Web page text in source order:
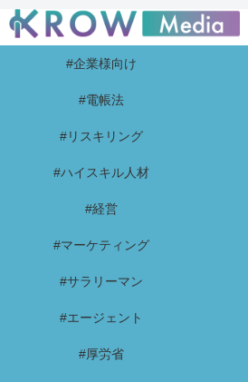
#企業様向け
#電帳法
#リスキリング
#ハイスキル人材
#経営
#マーケティング
#サラリーマン
#エージェント
#厚労省